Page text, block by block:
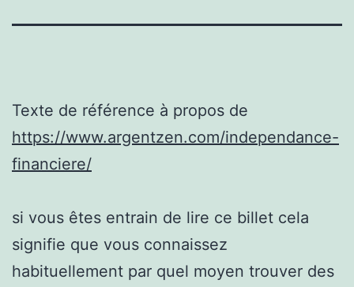
Texte de référence à propos de
https://www.argentzen.com/independance-
financiere/
si vous êtes entrain de lire ce billet cela
signifie que vous connaissez
habituellement par quel moyen trouver des